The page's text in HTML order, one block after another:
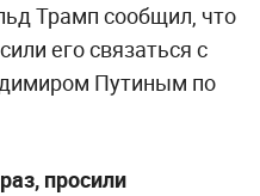
Трамп сообщил, что
его связаться с
Путиным по
просили